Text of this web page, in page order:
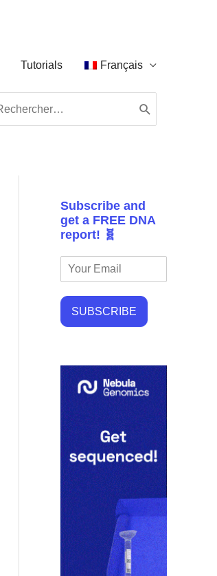
Tutorials Français
Subscribe and
get a FREE DNA
report! 🧬
SUBSCRIBE